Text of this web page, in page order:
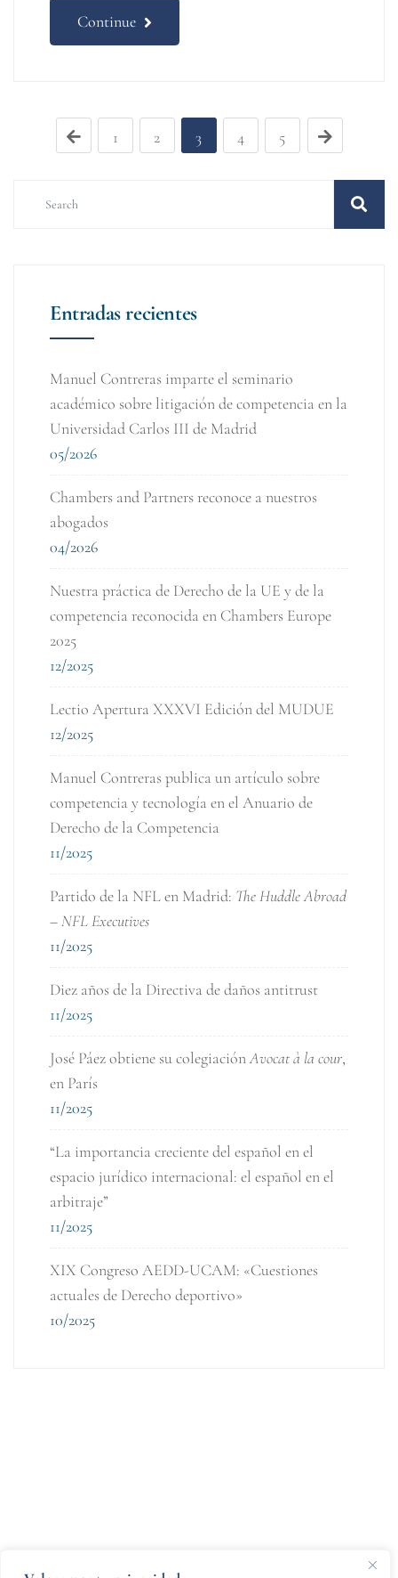
Continue
1 2 3 4 5
Entradas recientes
Manuel Contreras imparte el seminario
académico sobre litigación de competencia en la
Universidad Carlos III de Madrid
05/2026
Chambers and Partners reconoce a nuestros
abogados
04/2026
Nuestra práctica de Derecho de la UE y de la
competencia reconocida en Chambers Europe
2025
12/2025
Lectio Apertura XXXVI Edición del MUDUE
12/2025
Manuel Contreras publica un artículo sobre
competencia y tecnología en el Anuario de
Derecho de la Competencia
11/2025
Partido de la NFL en Madrid: The Huddle Abroad
– NFL Executives
11/2025
Diez años de la Directiva de daños antitrust
11/2025
José Páez obtiene su colegiaciónAvocat à la cour,
en París
11/2025
“La importancia creciente del español en el
espacio jurídico internacional: el español en el
arbitraje”
11/2025
XIX Congreso AEDD-UCAM: «Cuestiones
actuales de Derecho deportivo»
10/2025